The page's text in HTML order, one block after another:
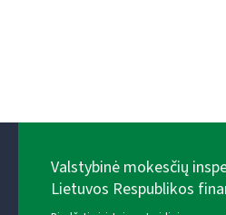
Valstybinė mokesčių
Lietuvos Respublikos